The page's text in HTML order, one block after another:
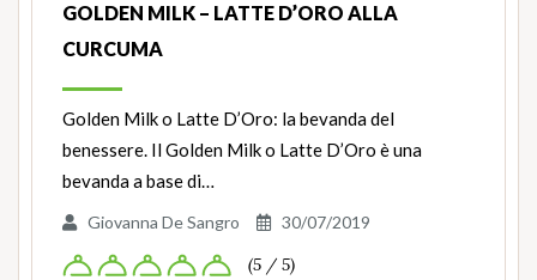
GOLDEN MILK – LATTE D’ORO ALLA
CURCUMA
Golden Milk o Latte D’Oro: la bevanda del
benessere. Il Golden Milk o Latte D’Oro è una
bevanda a base di…
Giovanna De Sangro 30/07/2019
(5 / 5)